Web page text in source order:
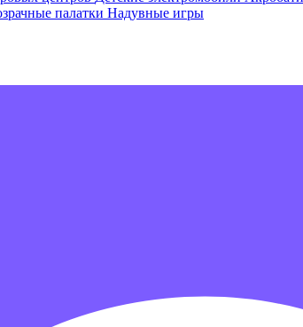
палатки Надувные игры